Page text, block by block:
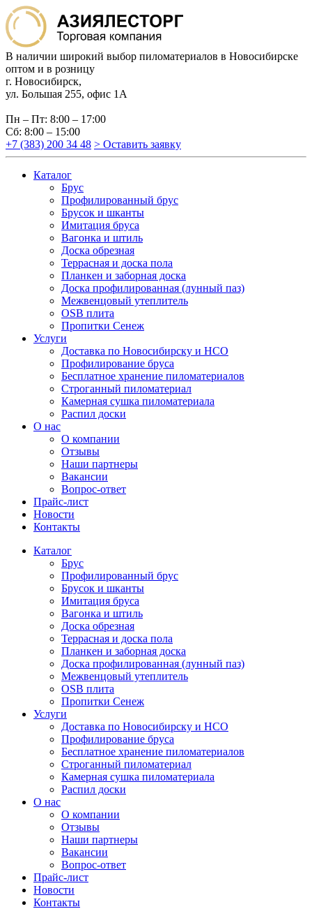
В наличии широкий выбор пиломатериалов в Новосибирске
оптом и в розницу
г. Новосибирск,
ул. Большая 255, офис 1А
Пн – Пт: 8:00 – 17:00
Сб: 8:00 – 15:00
+7 (383) 200 34 48 > Оставить заявку
Каталог
Брус
Профилированный брус
Брусок и шканты
Имитация бруса
Вагонка и штиль
Доска обрезная
Террасная и доска пола
Планкен и заборная доска
Доска профилированная (лунный паз)
Межвенцовый утеплитель
OSB плита
Пропитки Сенеж
Услуги
Доставка по Новосибирску и НСО
Профилирование бруса
Бесплатное хранение пиломатериалов
Строганный пиломатериал
Камерная сушка пиломатериала
Распил доски
О нас
О компании
Отзывы
Наши партнеры
Вакансии
Вопрос-ответ
Прайс-лист
Новости
Контакты
Каталог
Брус
Профилированный брус
Брусок и шканты
Имитация бруса
Вагонка и штиль
Доска обрезная
Террасная и доска пола
Планкен и заборная доска
Доска профилированная (лунный паз)
Межвенцовый утеплитель
OSB плита
Пропитки Сенеж
Услуги
Доставка по Новосибирску и НСО
Профилирование бруса
Бесплатное хранение пиломатериалов
Строганный пиломатериал
Камерная сушка пиломатериала
Распил доски
О нас
О компании
Отзывы
Наши партнеры
Вакансии
Вопрос-ответ
Прайс-лист
Новости
Контакты